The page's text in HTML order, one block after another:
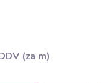
(za m)